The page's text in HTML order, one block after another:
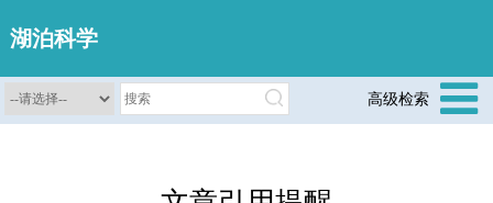
湖泊科学
高级检索